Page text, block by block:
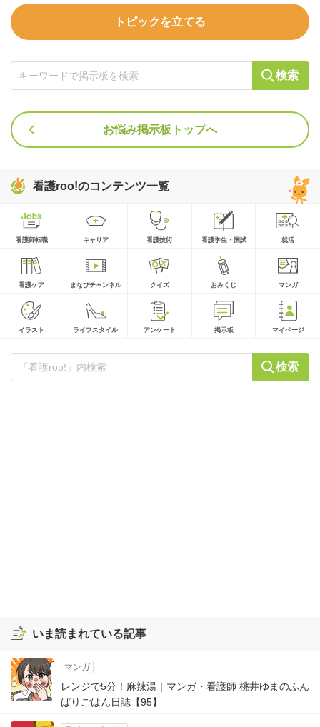
トピックを立てる
検索
お悩み掲示板トップへ
看護roo!のコンテンツ一覧
看護師転職 キャリア 看護技術 看護学生・国試 就活
看護ケア まなびチャンネル クイズ おみくじ マンガ
イラスト ライフスタイル アンケート 掲示板 マイページ
検索
いま読まれている記事
マンガ
レンジで5分！麻辣湯｜マンガ・看護師 桃井ゆまのふん
ばりごはん日誌【95】